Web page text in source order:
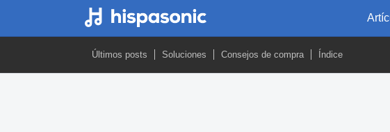
Últimos posts Soluciones Consejos de compra Índice